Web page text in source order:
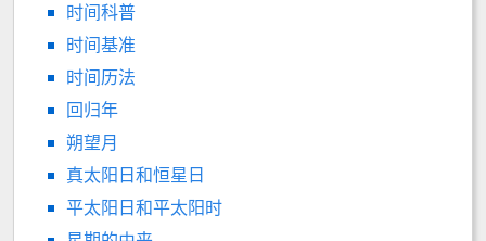
时间科普
时间基准
时间历法
回归年
朔望月
真太阳日和恒星日
平太阳日和平太阳时